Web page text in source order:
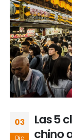
03
Dic
Las 5
chino